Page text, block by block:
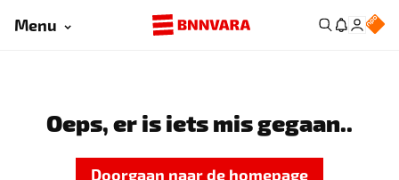
Menu
Oeps, er is iets mis gegaan..
Doorgaan naar de homepage